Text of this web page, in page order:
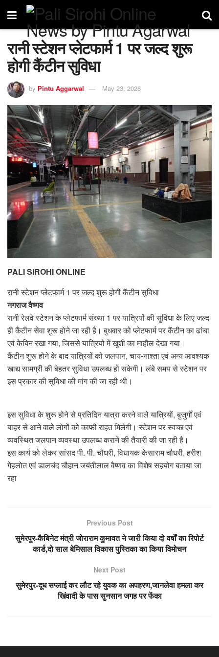
रानी स्टेशन प्लेटफार्म 1 पर जल्द शुरू
होगी कैंटीन सुविधा
by Pintu Aggarwal May 23, 2026
PALI SIROHI ONLINE
रानी स्टेशन प्लेटफार्म 1 पर जल्द शुरू होगी कैंटीन सुविधा
नगराज वैष्णव
रानी रेलवे स्टेशन के प्लेटफार्म संख्या 1 पर यात्रियों की सुविधा के लिए जल्द
ही कैंटीन सेवा शुरू होने जा रही है। बुधवार को प्लेटफार्म पर कैंटीन का ढांचा
एवं केबिन रखा गया, जिससे यात्रियों में खुशी का माहौल देखा गया।
कैंटीन शुरू होने के बाद यात्रियों को जलपान, चाय-नाश्ता एवं अन्य आवश्यक
खाद्य सामग्री की बेहतर सुविधा उपलब्ध हो सकेगी। लंबे समय से स्टेशन पर
इस प्रकार की सुविधा की मांग की जा रही थी।
इस सुविधा के शुरू होने से प्रतिदिन यात्रा करने वाले यात्रियों, बुजुर्गों एवं
बाहर से आने वाले लोगों को काफी राहत मिलेगी। स्टेशन पर स्वच्छ एवं
व्यवस्थित जलपान व्यवस्था उपलब्ध कराने की तैयारी की जा रही है।
इस कार्य को लेकर सांसद पी. पी. चौधरी, विधायक केसाराम चौधरी, हरीश
गेहलोत एवं डालचंद चौहान जयंतीलाल वैष्णव का विशेष सहयोग बताया जा
रहा
Previous Post
सुमेरपुर-कैबिनेट मंत्री जोराराम कुमावत ने जारी किया दो वर्षों का रिपोर्ट
कार्ड,दो साल बेमिसाल विकास पुस्तिका का किया विमोचन
Next Post
सुमेरपुर-दूध सप्लाई कर लौट रहे युवक का अपहरण,जानलेवा हमला कर
खिंवादी के पास सुनसान जगह पर फेंका